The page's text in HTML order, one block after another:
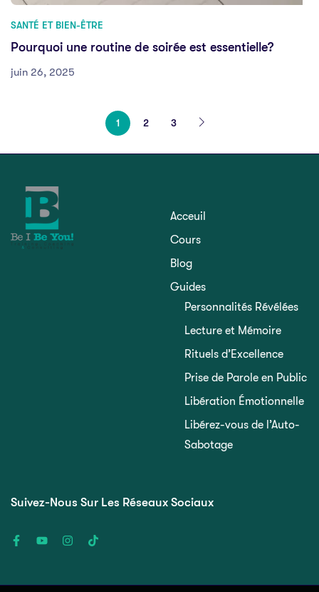
SANTÉ ET BIEN-ÊTRE
Pourquoi une routine de soirée est essentielle?
juin 26, 2025
1 2 3
Acceuil
Cours
Blog
Guides
Personnalités Révélées
Lecture et Mémoire
Rituels d’Excellence
Prise de Parole en Public
Libération Émotionnelle
Libérez-vous de l’Auto-
Sabotage
Suivez-Nous Sur Les Réseaux Sociaux